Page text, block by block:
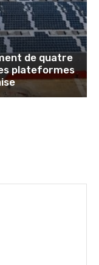
de quatre
plateformes